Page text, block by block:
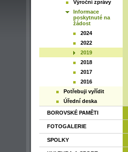
Výroční zprávy
Informace
poskytnuté na
žádost
2024
2022
2019
2018
2017
2016
Potřebuji vyřídit
Úřední deska
BOROVSKÉ PAMĚTI
FOTOGALERIE
SPOLKY